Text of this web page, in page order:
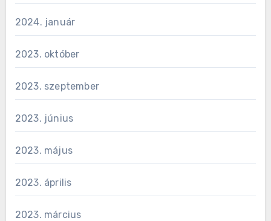
2024. január
2023. október
2023. szeptember
2023. június
2023. május
2023. április
2023. március